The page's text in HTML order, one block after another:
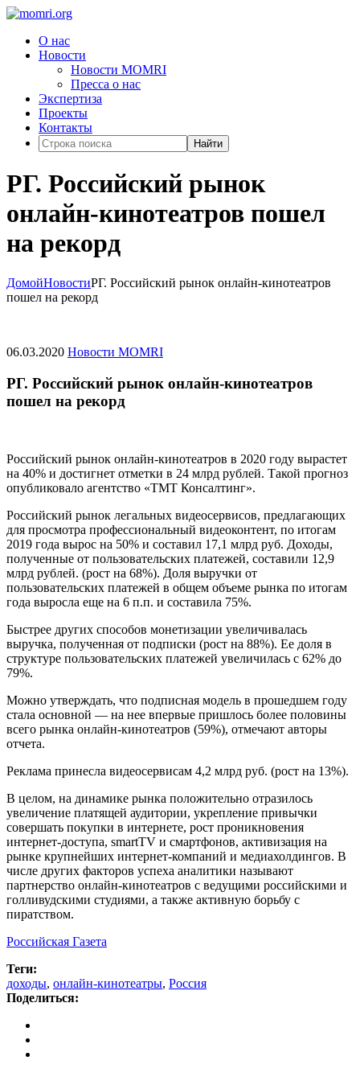
О нас
Новости
Новости MOMRI
Пресса о нас
Экспертиза
Проекты
Контакты
Найти
РГ. Российский рынок
онлайн-кинотеатров пошел
на рекорд
ДомойНовостиРГ. Российский рынок онлайн-кинотеатров
пошел на рекорд
06.03.2020 Новости MOMRI
РГ. Российский рынок онлайн-кинотеатров
пошел на рекорд
Российский рынок онлайн-кинотеатров в 2020 году вырастет
на 40% и достигнет отметки в 24 млрд рублей. Такой прогноз
опубликовало агентство «ТМТ Консалтинг».
Российский рынок легальных видеосервисов, предлагающих
для просмотра профессиональный видеоконтент, по итогам
2019 года вырос на 50% и составил 17,1 млрд руб. Доходы,
полученные от пользовательских платежей, составили 12,9
млрд рублей. (рост на 68%). Доля выручки от
пользовательских платежей в общем объеме рынка по итогам
года выросла еще на 6 п.п. и составила 75%.
Быстрее других способов монетизации увеличивалась
выручка, полученная от подписки (рост на 88%). Ее доля в
структуре пользовательских платежей увеличилась с 62% до
79%.
Можно утверждать, что подписная модель в прошедшем году
стала основной — на нее впервые пришлось более половины
всего рынка онлайн-кинотеатров (59%), отмечают авторы
отчета.
Реклама принесла видеосервисам 4,2 млрд руб. (рост на 13%).
В целом, на динамике рынка положительно отразилось
увеличение платящей аудитории, укрепление привычки
совершать покупки в интернете, рост проникновения
интернет-доступа, smartTV и смартфонов, активизация на
рынке крупнейших интернет-компаний и медиахолдингов. В
числе других факторов успеха аналитики называют
партнерство онлайн-кинотеатров с ведущими российскими и
голливудскими студиями, а также активную борьбу с
пиратством.
Российская Газета
Теги:
доходы, онлайн-кинотеатры, Россия
Поделиться: